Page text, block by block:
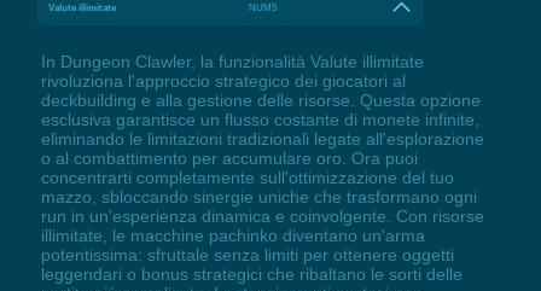
Valute illimitate NUM5
In Dungeon Clawler, la funzionalità Valute illimitate
rivoluziona l'approccio strategico dei giocatori al
deckbuilding e alla gestione delle risorse. Questa opzione
esclusiva garantisce un flusso costante di monete infinite,
eliminando le limitazioni tradizionali legate all'esplorazione
o al combattimento per accumulare oro. Ora puoi
concentrarti completamente sull'ottimizzazione del tuo
mazzo, sbloccando sinergie uniche che trasformano ogni
run in un'esperienza dinamica e coinvolgente. Con risorse
illimitate, le macchine pachinko diventano un'arma
potentissima: sfruttale senza limiti per ottenere oggetti
leggendari o bonus strategici che ribaltano le sorti delle